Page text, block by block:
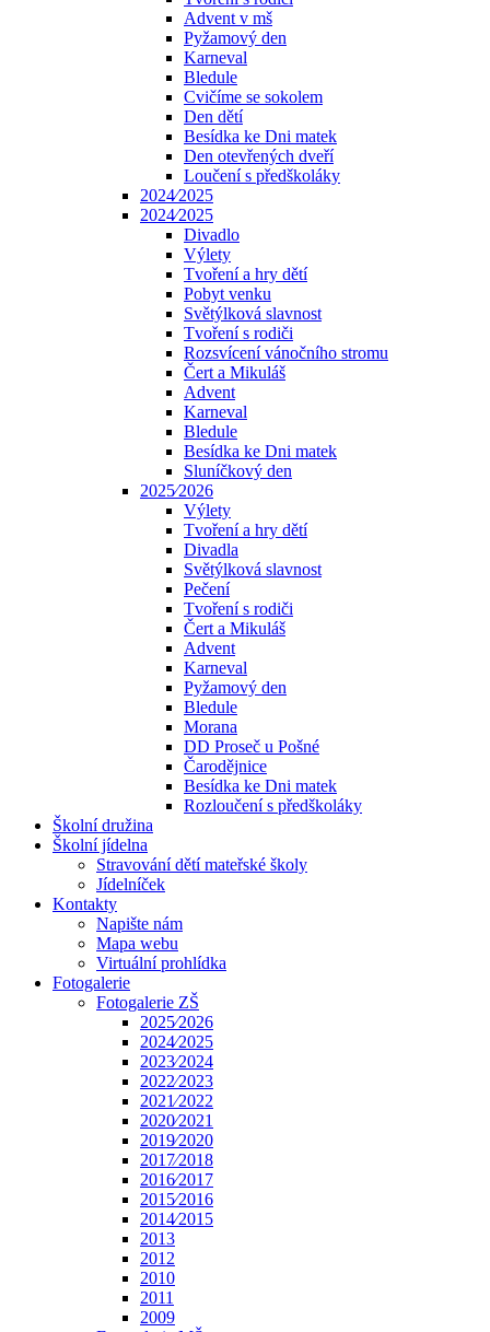
Advent v mš
Pyžamový den
Karneval
Bledule
Cvičíme se sokolem
Den dětí
Besídka ke Dni matek
Den otevřených dveří
Loučení s předškoláky
2024⁄2025
2024⁄2025
Divadlo
Výlety
Tvoření a hry dětí
Pobyt venku
Světýlková slavnost
Tvoření s rodiči
Rozsvícení vánočního stromu
Čert a Mikuláš
Advent
Karneval
Bledule
Besídka ke Dni matek
Sluníčkový den
2025⁄2026
Výlety
Tvoření a hry dětí
Divadla
Světýlková slavnost
Pečení
Tvoření s rodiči
Čert a Mikuláš
Advent
Karneval
Pyžamový den
Bledule
Morana
DD Proseč u Pošné
Čarodějnice
Besídka ke Dni matek
Rozloučení s předškoláky
Školní družina
Školní jídelna
Stravování dětí mateřské školy
Jídelníček
Kontakty
Napište nám
Mapa webu
Virtuální prohlídka
Fotogalerie
Fotogalerie ZŠ
2025⁄2026
2024⁄2025
2023⁄2024
2022⁄2023
2021⁄2022
2020⁄2021
2019⁄2020
2017⁄2018
2016⁄2017
2015⁄2016
2014⁄2015
2013
2012
2010
2011
2009